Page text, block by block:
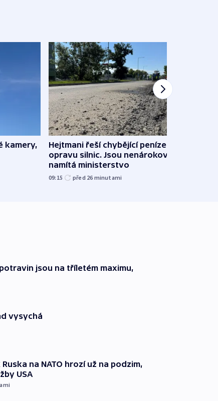
kamery,
Hejtmani řeší chybějící peníze na
opravu silnic. Jsou nenárokové,
namítá ministerstvo
09:15 před 26 minutami
jsou na tříletém maximu,
vysychá
na NATO hrozí už na podzim,
USA